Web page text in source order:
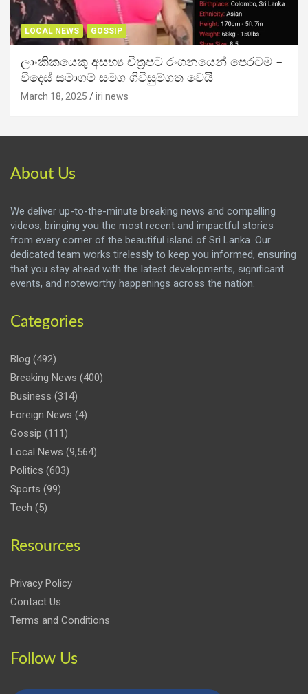
LOCAL NEWS GOSSIP
ලාංකිකයෙකු අසභ්‍ය චිත්‍රපට රංගනයෙන් පෙරටම –
විදෙස් සමාගම් සමග ගිවිසුම්ගත වෙයි
March 18, 2025 iri news
About Us
We deliver up-to-the-minute breaking news and compelling
videos, bringing you the most recent and impactful stories
from every corner of the beautiful island of Sri Lanka. Our
dedicated team works tirelessly to keep you informed, ensuring
that you stay ahead with the latest developments, significant
events, and noteworthy happenings across the nation.
Categories
Blog (492)
Breaking News (400)
Business (314)
Foreign News (4)
Gossip (111)
Local News (9,564)
Politics (603)
Sports (99)
Tech (5)
Resources
Privacy Policy
Contact Us
Terms and Conditions
Follow Us